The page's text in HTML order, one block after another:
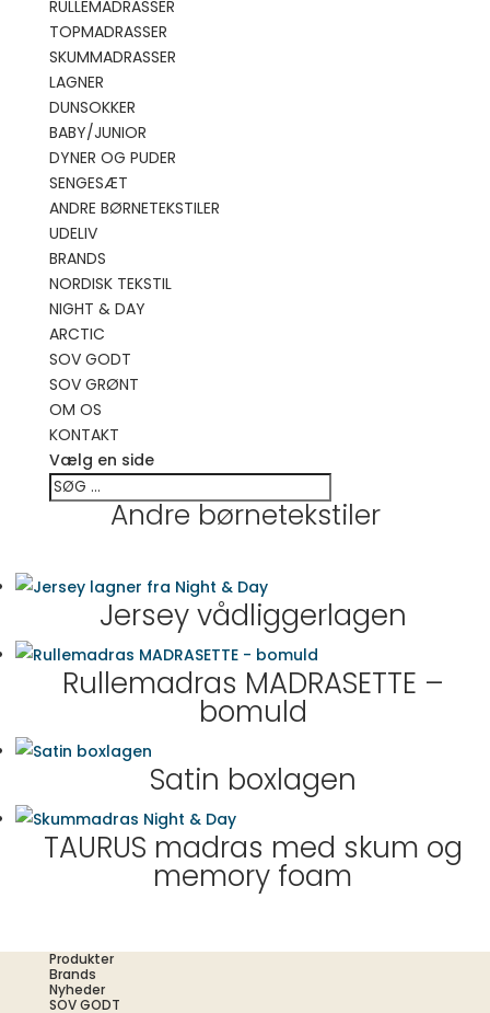
RULLEMADRASSER
TOPMADRASSER
SKUMMADRASSER
LAGNER
DUNSOKKER
BABY/JUNIOR
DYNER OG PUDER
SENGESÆT
ANDRE BØRNETEKSTILER
UDELIV
BRANDS
NORDISK TEKSTIL
NIGHT & DAY
ARCTIC
SOV GODT
SOV GRØNT
OM OS
KONTAKT
Vælg en side
Andre børnetekstiler
Jersey vådliggerlagen
Rullemadras MADRASETTE –
bomuld
Satin boxlagen
TAURUS madras med skum og
memory foam
Produkter
Brands
Nyheder
SOV GODT